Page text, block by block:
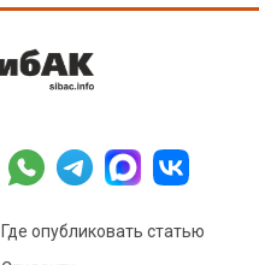
Где опубликовать статью